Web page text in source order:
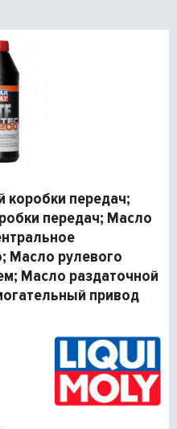
коробки передач;
передач; Масло
Масло рулевого
Масло раздаточной
привод